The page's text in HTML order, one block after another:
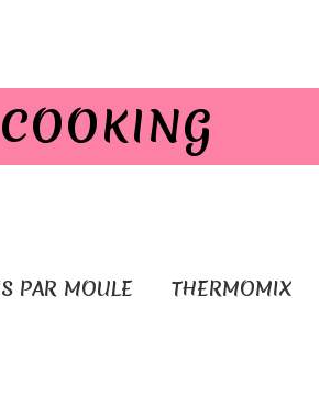
PAR MOULE THERMOMIX